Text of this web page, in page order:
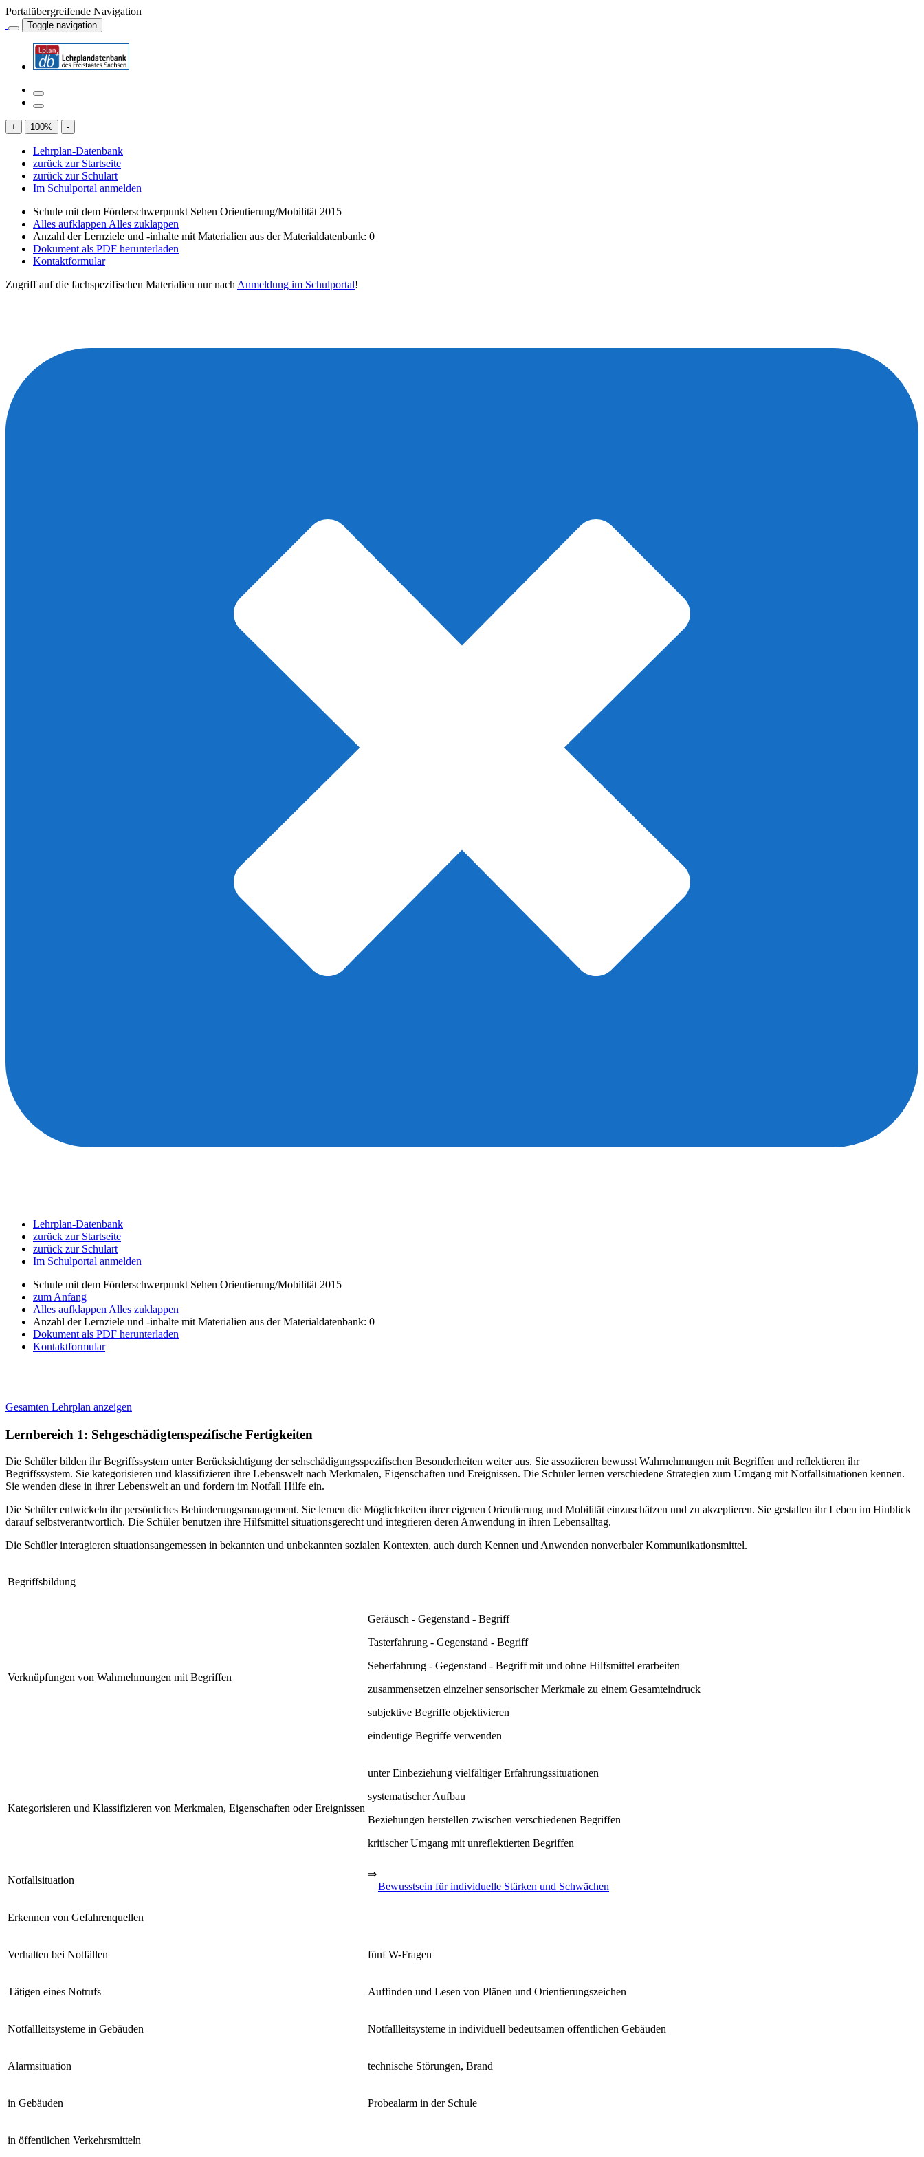
Portalübergreifende Navigation
Toggle navigation
+ 100% -
Lehrplan-Datenbank
zurück zur Startseite
zurück zur Schulart
Im Schulportal anmelden
Schule mit dem Förderschwerpunkt Sehen Orientierung/Mobilität 2015
Alles aufklappen Alles zuklappen
Anzahl der Lernziele und -inhalte mit Materialien aus der Materialdatenbank: 0
Dokument als PDF herunterladen
Kontaktformular
Zugriff auf die fachspezifischen Materialien nur nach Anmeldung im Schulportal!
Lehrplan-Datenbank
zurück zur Startseite
zurück zur Schulart
Im Schulportal anmelden
Schule mit dem Förderschwerpunkt Sehen Orientierung/Mobilität 2015
zum Anfang
Alles aufklappen Alles zuklappen
Anzahl der Lernziele und -inhalte mit Materialien aus der Materialdatenbank: 0
Dokument als PDF herunterladen
Kontaktformular
Gesamten Lehrplan anzeigen
Lernbereich 1: Sehgeschädigtenspezifische Fertigkeiten
Die Schüler bilden ihr Begriffssystem unter Berücksichtigung der sehschädigungsspezifischen Besonderheiten weiter aus. Sie assoziieren bewusst Wahrnehmungen mit Begriffen und reflektieren ihr
Begriffssystem. Sie kategorisieren und klassifizieren ihre Lebenswelt nach Merkmalen, Eigenschaften und Ereignissen. Die Schüler lernen verschiedene Strategien zum Umgang mit Notfallsituationen kennen.
Sie wenden diese in ihrer Lebenswelt an und fordern im Notfall Hilfe ein.
Die Schüler entwickeln ihr persönliches Behinderungsmanagement. Sie lernen die Möglichkeiten ihrer eigenen Orientierung und Mobilität einzuschätzen und zu akzeptieren. Sie gestalten ihr Leben im Hinblick
darauf selbstverantwortlich. Die Schüler benutzen ihre Hilfsmittel situationsgerecht und integrieren deren Anwendung in ihren Lebensalltag.
Die Schüler interagieren situationsangemessen in bekannten und unbekannten sozialen Kontexten, auch durch Kennen und Anwenden nonverbaler Kommunikationsmittel.
Begriffsbildung
Verknüpfungen von Wahrnehmungen mit Begriffen
Geräusch - Gegenstand - Begriff
Tasterfahrung - Gegenstand - Begriff
Seherfahrung - Gegenstand - Begriff mit und ohne Hilfsmittel erarbeiten
zusammensetzen einzelner sensorischer Merkmale zu einem Gesamteindruck
subjektive Begriffe objektivieren
eindeutige Begriffe verwenden
Kategorisieren und Klassifizieren von Merkmalen, Eigenschaften oder Ereignissen
unter Einbeziehung vielfältiger Erfahrungssituationen
systematischer Aufbau
Beziehungen herstellen zwischen verschiedenen Begriffen
kritischer Umgang mit unreflektierten Begriffen
Notfallsituation
⇒
Bewusstsein für individuelle Stärken und Schwächen
Erkennen von Gefahrenquellen
Verhalten bei Notfällen fünf W-Fragen
Tätigen eines Notrufs Auffinden und Lesen von Plänen und Orientierungszeichen
Notfallleitsysteme in Gebäuden Notfallleitsysteme in individuell bedeutsamen öffentlichen Gebäuden
Alarmsituation technische Störungen, Brand
in Gebäuden Probealarm in der Schule
in öffentlichen Verkehrsmitteln